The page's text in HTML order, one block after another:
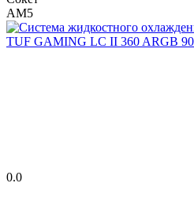
AM5
0.0